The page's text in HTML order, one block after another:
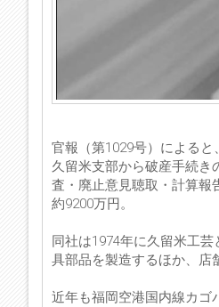
官報（第1029号）による
久留米支部から破産手続き
査・廃止意見聴取・計算報
約9200万円。
同社は1974年に久留米工
具部品を製造するほか、店
近年も福岡空港国内線カゴ